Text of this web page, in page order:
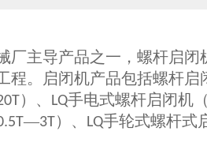
厂主导产品之一，螺杆启
程。启闭机产品包括螺杆
）、 LQ手电式螺杆启闭机（
—3T）、 LQ手轮式螺杆式